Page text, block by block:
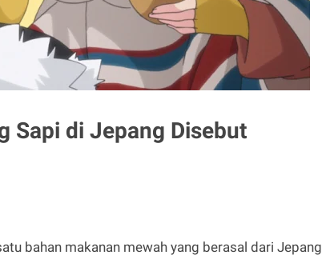
Sapi di Jepang Disebut
bahan makanan mewah yang berasal dari Jepang